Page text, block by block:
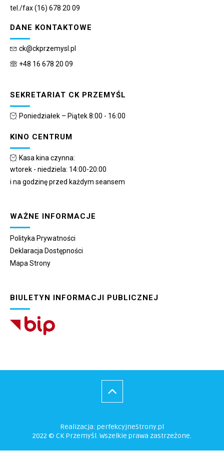
tel./fax (16) 678 20 09
DANE KONTAKTOWE
ck@ckprzemysl.pl
+48 16 678 20 09
SEKRETARIAT CK PRZEMYŚL
Poniedziałek – Piątek 8:00 - 16:00
KINO CENTRUM
Kasa kina czynna:
wtorek - niedziela: 14:00-20:00
i na godzinę przed każdym seansem
WAŻNE INFORMACJE
Polityka Prywatności
Deklaracja Dostępności
Mapa Strony
BIULETYN INFORMACJI PUBLICZNEJ
Realizacja: perfekcyjneStrony.pl
2022 © CK Przemyśl. Wszelkie prawa zastrzeżone.